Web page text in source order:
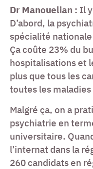
Dr Manouelian : Il
D’abord, la
spécialité
Ça coûte 23% du
hospitalisations et
plus que tous les
toutes les
Malgré ça, on a
psychiatrie en
universitaire.
l’internat dans la
260 candidats en